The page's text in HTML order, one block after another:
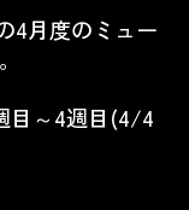
4月度のミュー
目～4週目(4/4